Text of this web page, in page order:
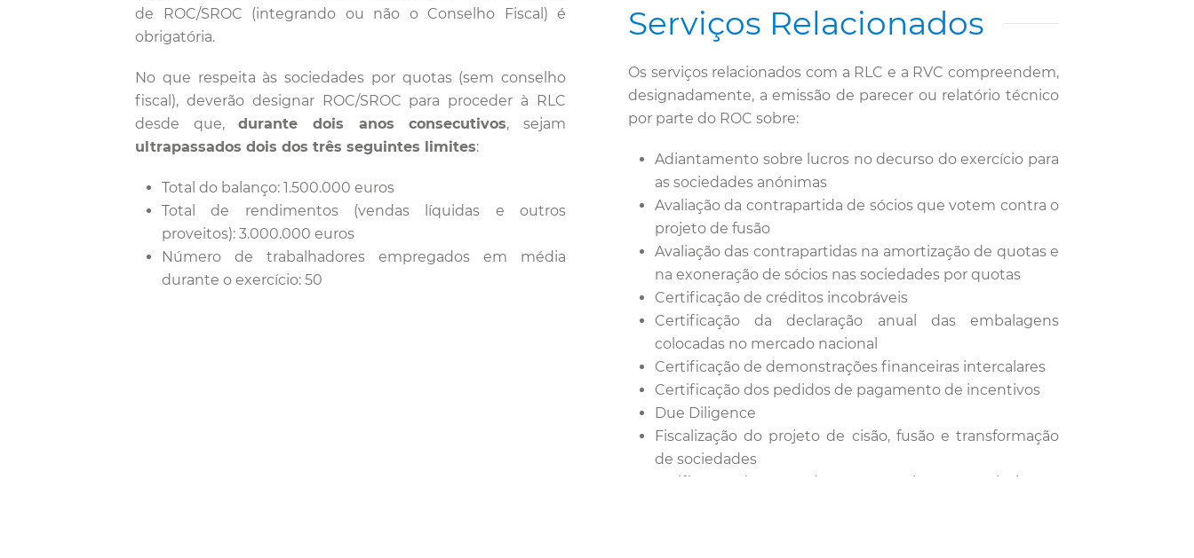
de ROC/SROC (integrando ou não o Conselho Fiscal) é
obrigatória.
No que respeita às sociedades por quotas (sem conselho
fiscal), deverão designar ROC/SROC para proceder à RLC
desde que,durante dois anos consecutivos, sejam
ultrapassados dois dos três seguintes limites:
Total do balanço: 1.500.000 euros
Total de rendimentos (vendas líquidas e outros
proveitos): 3.000.000 euros
Número de trabalhadores empregados em média
durante o exercício: 50
Serviços Relacionados
Os serviços relacionados com a RLC e a RVC compreendem,
designadamente, a emissão de parecer ou relatório técnico
por parte do ROC sobre:
Adiantamento sobre lucros no decurso do exercício para
as sociedades anónimas
Avaliação da contrapartida de sócios que votem contra o
projeto de fusão
Avaliação das contrapartidas na amortização de quotas e
na exoneração de sócios nas sociedades por quotas
Certificação de créditos incobráveis
Certificação da declaração anual das embalagens
colocadas no mercado nacional
Certificação de demonstrações financeiras intercalares
Certificação dos pedidos de pagamento de incentivos
Due Diligence
Fiscalização do projeto de cisão, fusão e transformação
de sociedades
Verificação das entradas em espécie na constituição e